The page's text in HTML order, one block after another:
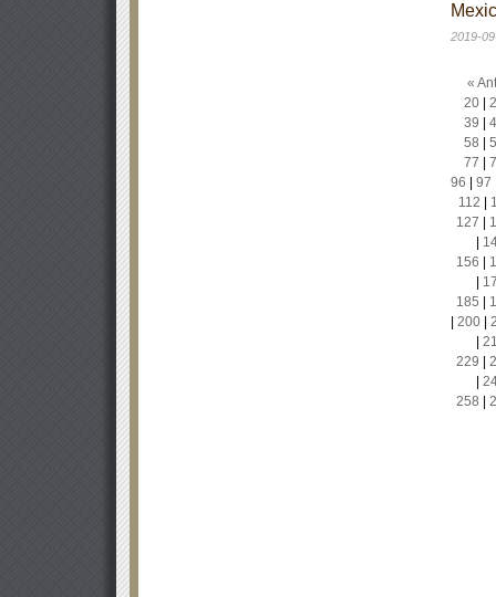
2019-
«
20|
39
58
77
96
97
112
127
156
185
200|
229
258